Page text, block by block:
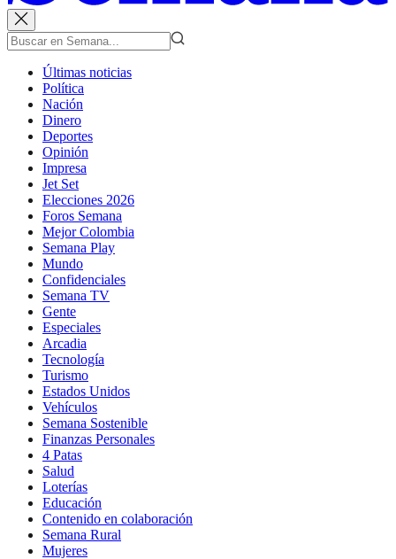
Últimas noticias
Política
Nación
Dinero
Deportes
Opinión
Impresa
Jet Set
Elecciones 2026
Foros Semana
Mejor Colombia
Semana Play
Mundo
Confidenciales
Semana TV
Gente
Especiales
Arcadia
Tecnología
Turismo
Estados Unidos
Vehículos
Semana Sostenible
Finanzas Personales
4 Patas
Salud
Loterías
Educación
Contenido en colaboración
Semana Rural
Mujeres